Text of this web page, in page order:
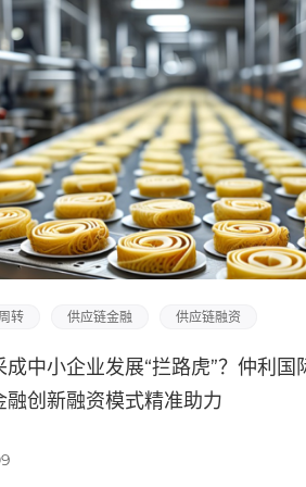
转 供应链金融 供应链融资
成中小企业发展“拦路虎”？仲利国
融创新融资模式精准助力